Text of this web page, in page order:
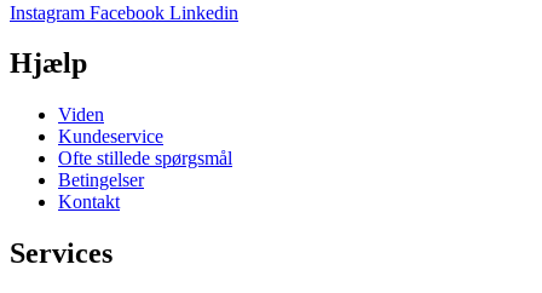
Instagram Facebook Linkedin
Hjælp
Viden
Kundeservice
Ofte stillede spørgsmål
Betingelser
Kontakt
Services